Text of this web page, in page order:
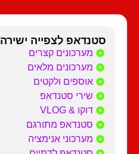
סטנדאפ לצפייה ישירה
מערכונים קצרים
מערכונים מלאים
אוספים ולקטים
שירי סטנדאפ
דוקו & VLOG
סטנדאפ מתורגם
מערכוני אנימציה